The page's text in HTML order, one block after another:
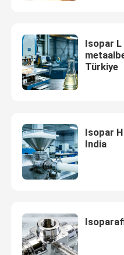
Isopar L
Türkiye
Isopar
India